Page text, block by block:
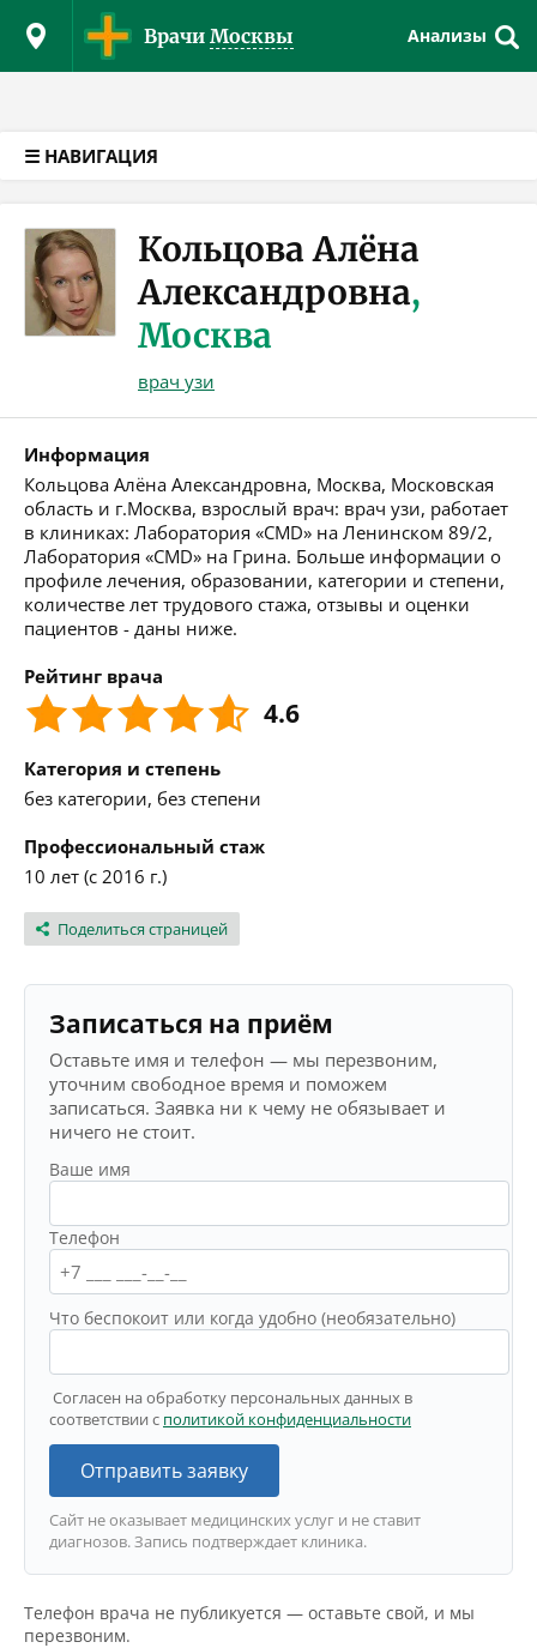
Врачи Москвы Анализы
☰ НАВИГАЦИЯ
Кольцова Алёна
Александровна,
Москва
врач узи
Информация
Кольцова Алёна Александровна, Москва, Московская
область и г.Москва, взрослый врач: врач узи, работает
в клиниках: Лаборатория «CMD» на Ленинском 89/2,
Лаборатория «CMD» на Грина. Больше информации о
профиле лечения, образовании, категории и степени,
количестве лет трудового стажа, отзывы и оценки
пациентов - даны ниже.
Рейтинг врача
4.6
Категория и степень
без категории, без степени
Профессиональный стаж
10 лет (с 2016 г.)
Поделиться страницей
Записаться на приём
Оставьте имя и телефон — мы перезвоним,
уточним свободное время и поможем
записаться. Заявка ни к чему не обязывает и
ничего не стоит.
Ваше имя
Телефон
Что беспокоит или когда удобно (необязательно)
Согласен на обработку персональных данных в
соответствии с политикой конфиденциальности
Отправить заявку
Сайт не оказывает медицинских услуг и не ставит
диагнозов. Запись подтверждает клиника.
Телефон врача не публикуется — оставьте свой, и мы
перезвоним.